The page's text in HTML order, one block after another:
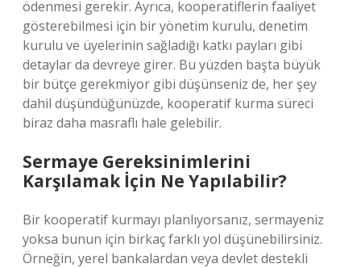
ödenmesi gerekir. Ayrıca, kooperatiflerin faaliyet
gösterebilmesi için bir yönetim kurulu, denetim
kurulu ve üyelerinin sağladığı katkı payları gibi
detaylar da devreye girer. Bu yüzden başta büyük
bir bütçe gerekmiyor gibi düşünseniz de, her şey
dahil düşündüğünüzde, kooperatif kurma süreci
biraz daha masraflı hale gelebilir.
Sermaye Gereksinimlerini
Karşılamak İçin Ne Yapılabilir?
Bir kooperatif kurmayı planlıyorsanız, sermayeniz
yoksa bunun için birkaç farklı yol düşünebilirsiniz.
Örneğin, yerel bankalardan veya devlet destekli